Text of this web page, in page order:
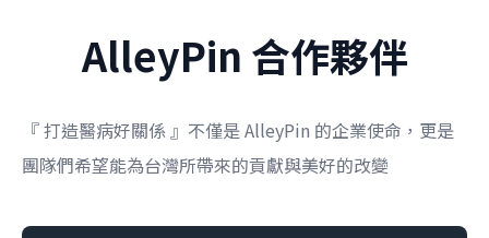
AlleyPin 合作夥伴
『 打造醫病好關係 』不僅是 AlleyPin 的企業使命， 更是
團隊們希望能為台灣所帶來的貢獻與美好的改變